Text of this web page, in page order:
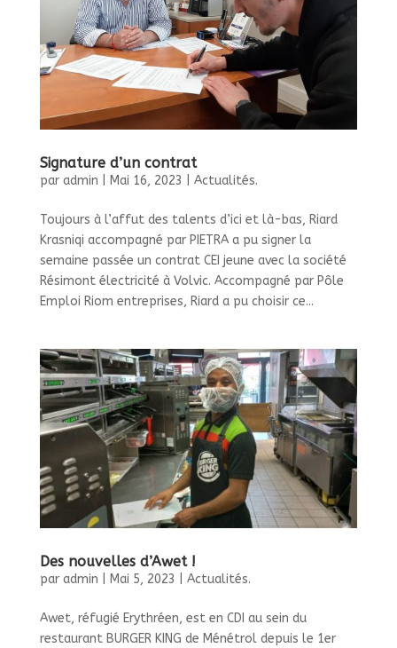
Signature d’un contrat
par admin Mai 16, 2023 Actualités.
Toujours à l’affut des talents d’ici et là-bas, Riard
Krasniqi accompagné par PIETRA a pu signer la
semaine passée un contrat CEI jeune avec la société
Résimont électricité à Volvic. Accompagné par Pôle
Emploi Riom entreprises, Riard a pu choisir ce...
Des nouvelles d’Awet !
par admin Mai 5, 2023 Actualités.
Awet, réfugié Erythréen, est en CDI au sein du
restaurant BURGER KING de Ménétrol depuis le 1er